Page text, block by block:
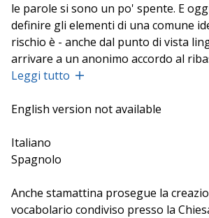
le parole si sono un po' spente. E
definire gli elementi di una comune
rischio è - anche dal punto di vista
arrivare a un anonimo accordo al
tutto questo, Festivaletteratura ha
propria lingua, da inserire in un
le varie voci.
L'evento 127 ha subito variazioni
riportato sul programma.
Leggi tutto
English version not available
Italiano
Spagnolo
Anche stamattina prosegue la
vocabolario condiviso presso la